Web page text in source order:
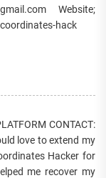
Website;
hack
CONTACT:
love to extend my
Hacker for
me recover my